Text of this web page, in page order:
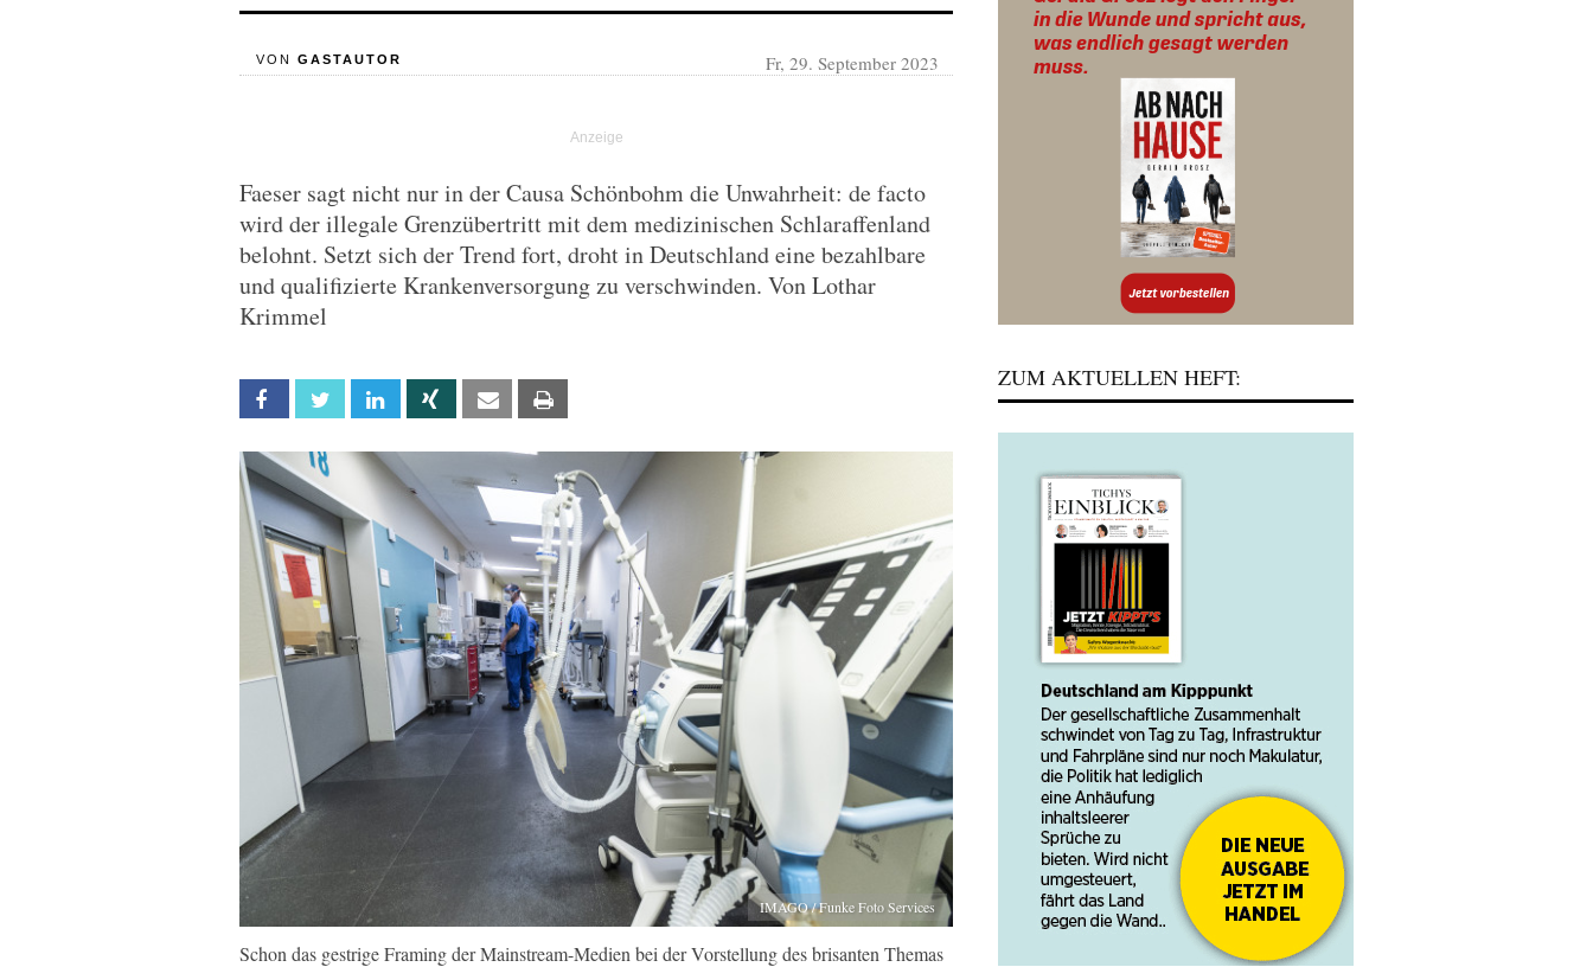
VON GASTAUTOR Fr, 29. September 2023
Faeser sagt nicht nur in der Causa Schönbohm die Unwahrheit: de facto
wird der illegale Grenzübertritt mit dem medizinischen Schlaraffenland
belohnt. Setzt sich der Trend fort, droht in Deutschland eine bezahlbare
und qualifizierte Krankenversorgung zu verschwinden. Von Lothar
Krimmel
Facebook Twitter Linkedin Xing Email
IMAGO / Funke Foto Services
Schon das gestrige Framing der Mainstream-Medien bei der Vorstellung des brisanten Themas
ZUM AKTUELLEN HEFT: